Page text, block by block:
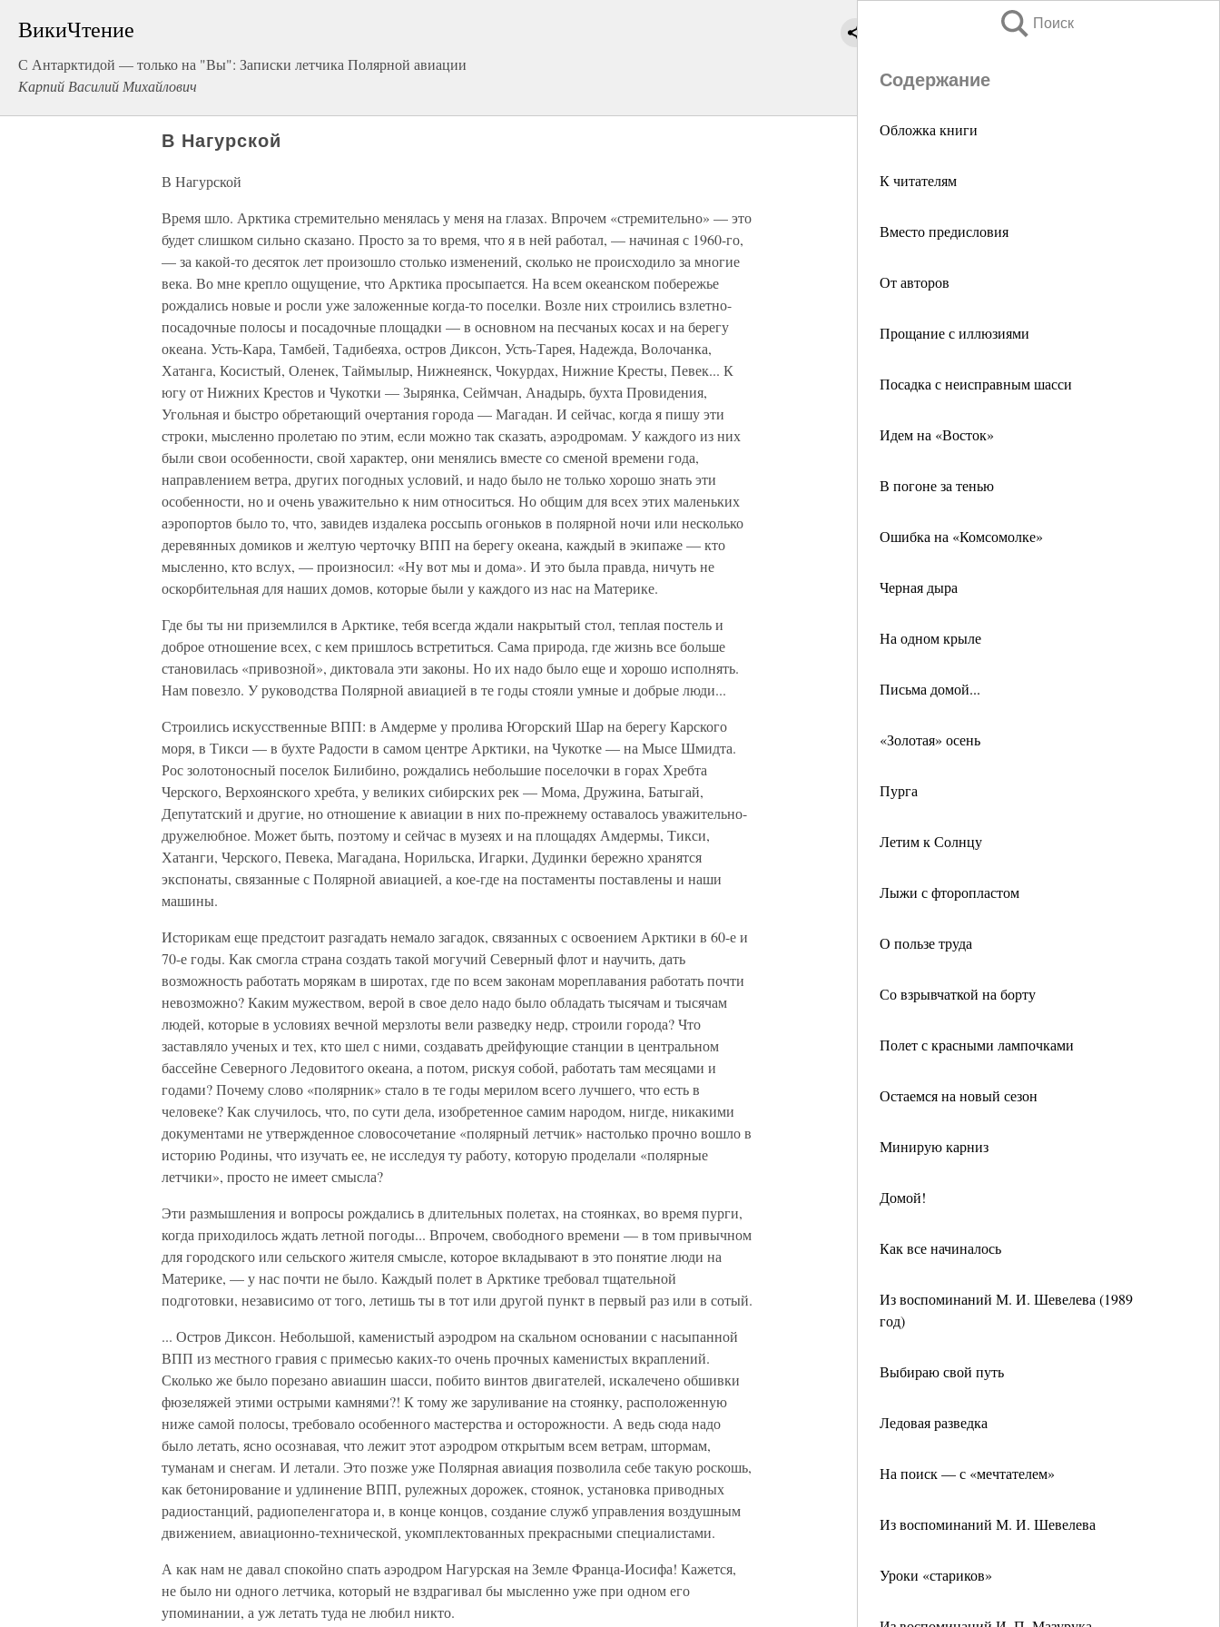
ВикиЧтение
С Антарктидой — только на "Вы": Записки летчика Полярной авиации
Карпий Василий Михайлович
Поиск
Содержание
Обложка книги
К читателям
Вместо предисловия
От авторов
Прощание с иллюзиями
Посадка с неисправным шасси
Идем на «Восток»
В погоне за тенью
Ошибка на «Комсомолке»
Черная дыра
На одном крыле
Письма домой...
«Золотая» осень
Пурга
Летим к Солнцу
Лыжи с фторопластом
О пользе труда
Со взрывчаткой на борту
Полет с красными лампочками
Остаемся на новый сезон
Минирую карниз
Домой!
Как все начиналось
Из воспоминаний М. И. Шевелева (1989
год)
Выбираю свой путь
Ледовая разведка
На поиск — с «мечтателем»
Из воспоминаний М. И. Шевелева
Уроки «стариков»
В Нагурской
В Нагурской
Время шло. Арктика стремительно менялась у меня на глазах. Впрочем «стремительно» — это
будет слишком сильно сказано. Просто за то время, что я в ней работал, — начиная с 1960-го,
— за какой-то десяток лет произошло столько изменений, сколько не происходило за многие
века. Во мне крепло ощущение, что Арктика просыпается. На всем океанском побережье
рождались новые и росли уже заложенные когда-то поселки. Возле них строились взлетно-
посадочные полосы и посадочные площадки — в основном на песчаных косах и на берегу
океана. Усть-Кара, Тамбей, Тадибеяха, остров Диксон, Усть-Тарея, Надежда, Волочанка,
Хатанга, Косистый, Оленек, Таймылыр, Нижнеянск, Чокурдах, Нижние Кресты, Певек... К
югу от Нижних Крестов и Чукотки — Зырянка, Сеймчан, Анадырь, бухта Провидения,
Угольная и быстро обретающий очертания города — Магадан. И сейчас, когда я пишу эти
строки, мысленно пролетаю по этим, если можно так сказать, аэродромам. У каждого из них
были свои особенности, свой характер, они менялись вместе со сменой времени года,
направлением ветра, других погодных условий, и надо было не только хорошо знать эти
особенности, но и очень уважительно к ним относиться. Но общим для всех этих маленьких
аэропортов было то, что, завидев издалека россыпь огоньков в полярной ночи или несколько
деревянных домиков и желтую черточку ВПП на берегу океана, каждый в экипаже — кто
мысленно, кто вслух, — произносил: «Ну вот мы и дома». И это была правда, ничуть не
оскорбительная для наших домов, которые были у каждого из нас на Материке.
Где бы ты ни приземлился в Арктике, тебя всегда ждали накрытый стол, теплая постель и
доброе отношение всех, с кем пришлось встретиться. Сама природа, где жизнь все больше
становилась «привозной», диктовала эти законы. Но их надо было еще и хорошо исполнять.
Нам повезло. У руководства Полярной авиацией в те годы стояли умные и добрые люди...
Строились искусственные ВПП: в Амдерме у пролива Югорский Шар на берегу Карского
моря, в Тикси — в бухте Радости в самом центре Арктики, на Чукотке — на Мысе Шмидта.
Рос золотоносный поселок Билибино, рождались небольшие поселочки в горах Хребта
Черского, Верхоянского хребта, у великих сибирских рек — Мома, Дружина, Батыгай,
Депутатский и другие, но отношение к авиации в них по-прежнему оставалось уважительно-
дружелюбное. Может быть, поэтому и сейчас в музеях и на площадях Амдермы, Тикси,
Хатанги, Черского, Певека, Магадана, Норильска, Игарки, Дудинки бережно хранятся
экспонаты, связанные с Полярной авиацией, а кое-где на постаменты поставлены и наши
машины.
Историкам еще предстоит разгадать немало загадок, связанных с освоением Арктики в 60-е и
70-е годы. Как смогла страна создать такой могучий Северный флот и научить, дать
возможность работать морякам в широтах, где по всем законам мореплавания работать почти
невозможно? Каким мужеством, верой в свое дело надо было обладать тысячам и тысячам
людей, которые в условиях вечной мерзлоты вели разведку недр, строили города? Что
заставляло ученых и тех, кто шел с ними, создавать дрейфующие станции в центральном
бассейне Северного Ледовитого океана, а потом, рискуя собой, работать там месяцами и
годами? Почему слово «полярник» стало в те годы мерилом всего лучшего, что есть в
человеке? Как случилось, что, по сути дела, изобретенное самим народом, нигде, никакими
документами не утвержденное словосочетание «полярный летчик» настолько прочно вошло в
историю Родины, что изучать ее, не исследуя ту работу, которую проделали «полярные
летчики», просто не имеет смысла?
Эти размышления и вопросы рождались в длительных полетах, на стоянках, во время пурги,
когда приходилось ждать летной погоды... Впрочем, свободного времени — в том привычном
для городского или сельского жителя смысле, которое вкладывают в это понятие люди на
Материке, — у нас почти не было. Каждый полет в Арктике требовал тщательной
подготовки, независимо от того, летишь ты в тот или другой пункт в первый раз или в сотый.
... Остров Диксон. Небольшой, каменистый аэродром на скальном основании с насыпанной
ВПП из местного гравия с примесью каких-то очень прочных каменистых вкраплений.
Сколько же было порезано авиашин шасси, побито винтов двигателей, искалечено обшивки
фюзеляжей этими острыми камнями?! К тому же заруливание на стоянку, расположенную
ниже самой полосы, требовало особенного мастерства и осторожности. А ведь сюда надо
было летать, ясно осознавая, что лежит этот аэродром открытым всем ветрам, штормам,
туманам и снегам. И летали. Это позже уже Полярная авиация позволила себе такую роскошь,
как бетонирование и удлинение ВПП, рулежных дорожек, стоянок, установка приводных
радиостанций, радиопеленгатора и, в конце концов, создание служб управления воздушным
движением, авиационно-технической, укомплектованных прекрасными специалистами.
А как нам не давал спокойно спать аэродром Нагурская на Земле Франца-Иосифа! Кажется,
не было ни одного летчика, который не вздрагивал бы мысленно уже при одном его
упоминании, а уж летать туда не любил никто.